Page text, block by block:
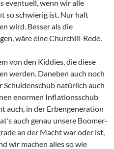
eventuell, wenn wir alle
so schwierig ist. Nur halt
wird. Besser als die
wäre eine Churchill-Rede.
von den Kiddies, die diese
werden. Daneben auch noch
Schuldenschub natürlich auch
enormen Inflationsschub
auch, in der Erbengeneration
auch genau unsere Boomer-
an der Macht war oder ist,
wir machen alles so wie